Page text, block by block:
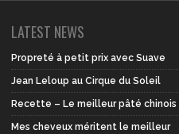
LATEST NEWS
Propreté à petit prix avec Suave
Jean Leloup au Cirque du Soleil
Recette – Le meilleur pâté chinois
Mes cheveux méritent le meilleur